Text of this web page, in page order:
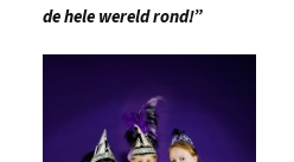
de hele wereld rond!”